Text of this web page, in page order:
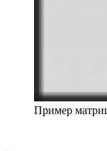
Пример